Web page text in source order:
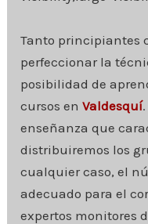
Tanto principiantes
perfeccionar la
posibilidad de
cursos enValdesquí
enseñanza que
distribuiremos los
cualquier caso, el
adecuado para el
expertos monitores